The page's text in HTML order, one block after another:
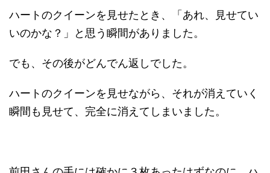
ハートのクイーンを見せたとき、「あれ、見せてい
いのかな？」と思う瞬間がありました。
でも、その後がどんでん返しでした。
ハートのクイーンを見せながら、それが消えていく
瞬間も見せて、完全に消えてしまいました。